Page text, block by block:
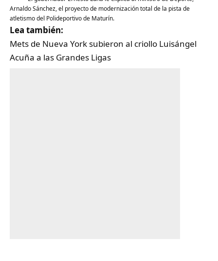
Arnaldo Sánchez, el proyecto de modernización total de la pista de
atletismo del Polideportivo de Maturín.
Lea también:
Mets de Nueva York subieron al criollo Luisángel
Acuña a las Grandes Ligas